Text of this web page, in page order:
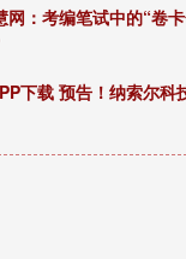
网：考编笔试中的“卷
下载 预告！纳索尔科